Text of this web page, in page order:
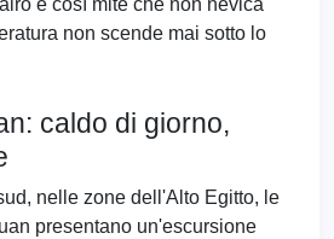
non scende mai sotto lo
caldo di giorno,
nelle zone dell'Alto Egitto, le
presentano un'escursione